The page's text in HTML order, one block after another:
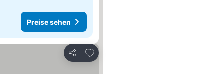
Preise sehen
Teilen
Zu Favoriten hinzufügen